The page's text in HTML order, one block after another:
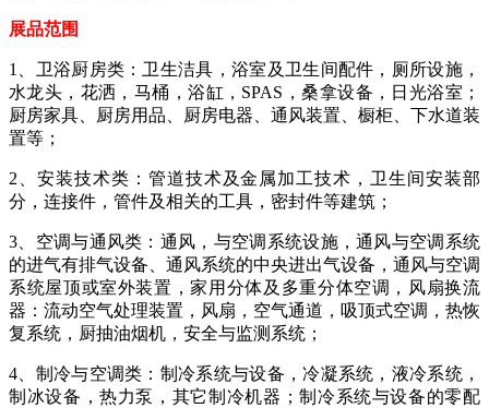
展品范围
1、卫浴厨房类：卫生洁具，浴室及卫生间配件，厕所设施，
水龙头，花洒，马桶，浴缸，SPAS，桑拿设备，日光浴室；
厨房家具、厨房用品、厨房电器、通风装置、橱柜、下水道装
置等；
2、安装技术类：管道技术及金属加工技术，卫生间安装部
分，连接件，管件及相关的工具，密封件等建筑；
3、空调与通风类：通风，与空调系统设施，通风与空调系统
的进气有排气设备、通风系统的中央进出气设备，通风与空调
系统屋顶或室外装置，家用分体及多重分体空调，风扇换流
器：流动空气处理装置，风扇，空气通道，吸顶式空调，热恢
复系统，厨抽油烟机，安全与监测系统；
4、制冷与空调类：制冷系统与设备，冷凝系统，液冷系统，
制冰设备，热力泵，其它制冷机器；制冷系统与设备的零配